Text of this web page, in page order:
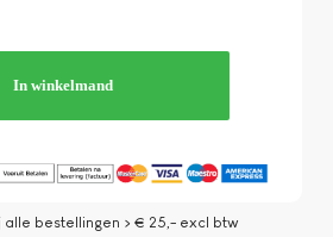
In winkelmand
bestellingen > € 25,- excl btw